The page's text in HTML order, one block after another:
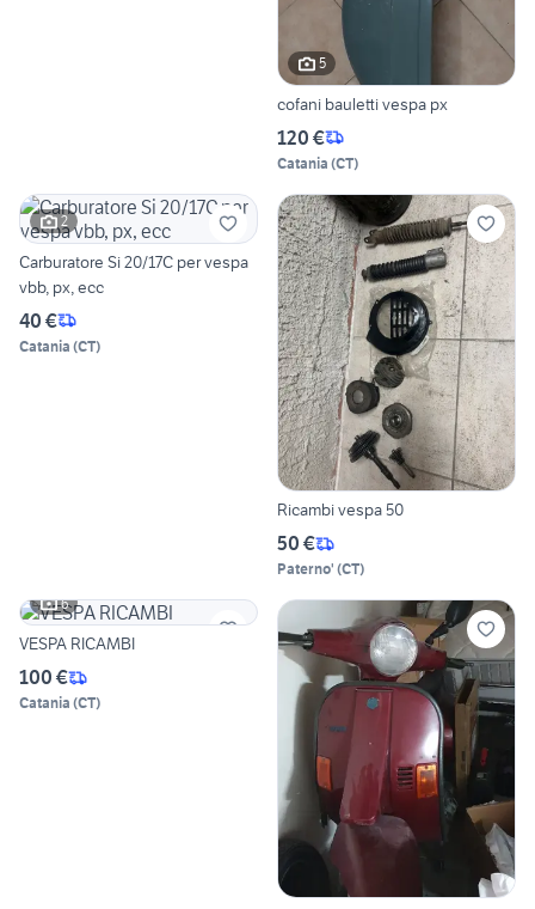
5
cofani bauletti vespa px
120 €
Catania (CT)
2
Carburatore Si 20/17C per vespa
vbb, px, ecc
40 €
Catania (CT)
Ricambi vespa 50
50 €
Paterno' (CT)
6
VESPA RICAMBI
100 €
Catania (CT)